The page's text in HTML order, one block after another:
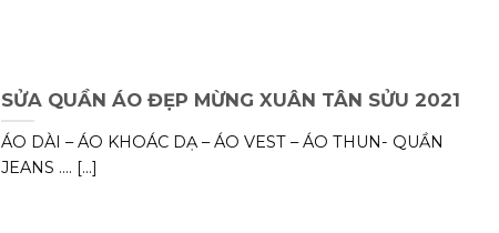
SỬA QUẦN ÁO ĐẸP MỪNG XUÂN TÂN SỬU 2021
ÁO DÀI – ÁO KHOÁC DẠ – ÁO VEST – ÁO THUN- QUẦN
JEANS …. [...]